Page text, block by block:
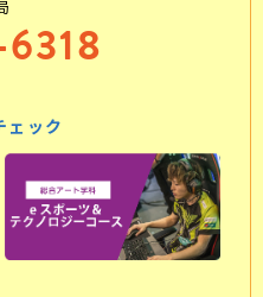
ェック